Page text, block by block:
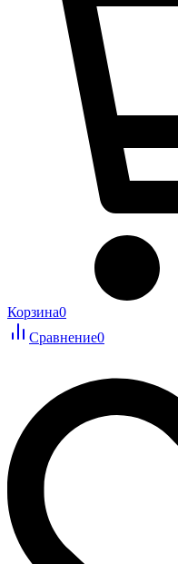
Корзина0
Сравнение0